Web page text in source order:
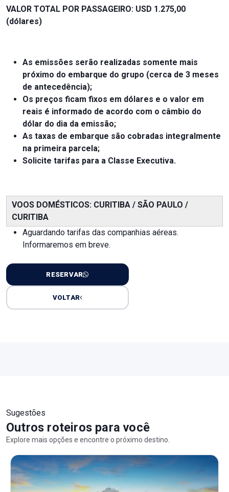
VALOR TOTAL POR PASSAGEIRO: USD 1.275,00
(dólares)
As emissões serão realizadas somente mais
próximo do embarque do grupo (cerca de 3 meses
de antecedência);
Os preços ficam fixos em dólares e o valor em
reais é informado de acordo com o câmbio do
dólar do dia da emissão;
As taxas de embarque são cobradas integralmente
na primeira parcela;
Solicite tarifas para a Classe Executiva.
VOOS DOMÉSTICOS: CURITIBA / SÃO PAULO /
CURITIBA
Aguardando tarifas das companhias aéreas.
Informaremos em breve.
RESERVAR
VOLTAR
Sugestões
Outros roteiros para você
Explore mais opções e encontre o próximo destino.